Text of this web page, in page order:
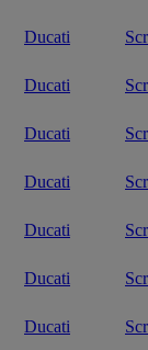
Ducati
Ducati
Ducati
Ducati
Ducati
Ducati
Ducati